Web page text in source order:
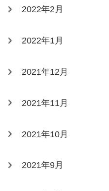
2022年2月
2022年1月
2021年12月
2021年11月
2021年10月
2021年9月